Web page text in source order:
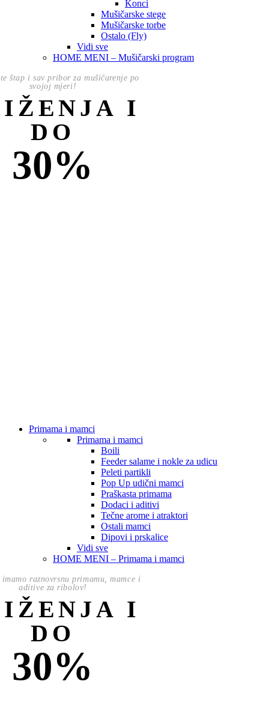
Konci
Mušičarske stege
Mušičarske torbe
Ostalo (Fly)
Vidi sve
HOME MENI – Mušičarski program
štap i sav pribor za mušičarenje po
svojoj mjeri!
I
DO
30%
Primama i mamci
Primama i mamci
Boili
Feeder salame i nokle za udicu
Peleti partikli
Pop Up udični mamci
Praškasta primama
Dodaci i aditivi
Tečne arome i atraktori
Ostali mamci
Dipovi i prskalice
Vidi sve
HOME MENI – Primama i mamci
raznovrsnu primamu, mamce i
aditive za ribolov!
I
DO
30%